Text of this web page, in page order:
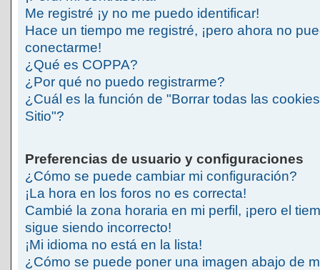
Me registré ¡y no me puedo identificar!
Hace un tiempo me registré, ¡pero ahora no
conectarme!
¿Qué es COPPA?
¿Por qué no puedo registrarme?
¿Cuál es la función de "Borrar todas las
Sitio"?
Preferencias de usuario y configuraciones
¿Cómo se puede cambiar mi configuración?
¡La hora en los foros no es correcta!
Cambié la zona horaria en mi perfil, ¡pero el
sigue siendo incorrecto!
¡Mi idioma no está en la lista!
¿Cómo se puede poner una imagen abajo de